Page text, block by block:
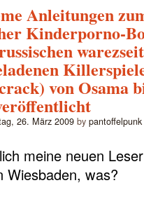
Anleitungen
Kinderporno-
von Osama
26. März 2009 by pantoffelpunk
meine neuen
Wiesbaden, was?